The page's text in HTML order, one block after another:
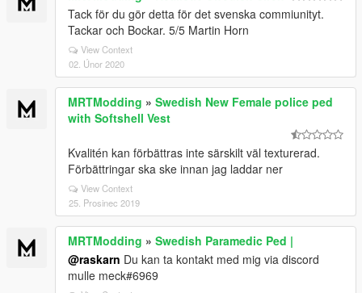
Tack för du gör detta för det svenska commiunityt.
Tackar och Bockar. 5/5 Martin Horn
View Context
02. Únor 2020
MRTModding » Swedish New Female police ped
with Softshell Vest
Kvalitén kan förbättras inte särskilt väl texturerad.
Förbättringar ska ske innan jag laddar ner
View Context
25. Prosinec 2019
MRTModding » Swedish Paramedic Ped |
@raskarn Du kan ta kontakt med mig via discord
mulle meck#6969